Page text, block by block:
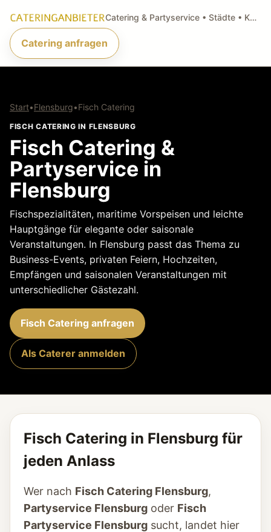
Catering & Partyservice • Städte • Küchenarten • Anfragen
Catering anfragen
Start•Flensburg•Fisch Catering
FISCH CATERING IN FLENSBURG
Fisch Catering &
Partyservice in
Flensburg
Fischspezialitäten, maritime Vorspeisen und leichte
Hauptgänge für elegante oder saisonale
Veranstaltungen. In Flensburg passt das Thema zu
Business-Events, privaten Feiern, Hochzeiten,
Empfängen und saisonalen Veranstaltungen mit
unterschiedlicher Gästezahl.
Fisch Catering anfragen
Als Caterer anmelden
Fisch Catering in Flensburg für
jeden Anlass
Wer nach Fisch Catering Flensburg,
Partyservice Flensburg oder Fisch
Partyservice Flensburg sucht, landet hier